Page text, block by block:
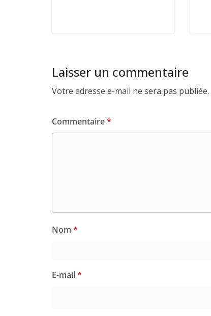
Laisser un commentaire
Votre adresse e-mail ne sera pas publiée.
Commentaire*
Nom *
E-mail*